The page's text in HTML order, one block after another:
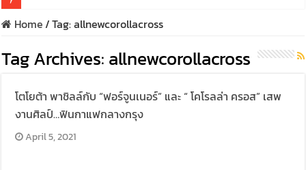
รีวิว Honda e:N1 EV 100% – SUV ไฟฟ้า 204 แรงม้า วิ่งไกล 500
รีวิว ลองขับ All New GWM HAVAL H6 ปรับโฉมหน้าใหม่หล่อ
รีวิว ลองขับรถกระบะรุ่นพิเศษ FORD RANGER MS-RT ครั้งแ
ทริปแอ่วเหนือสุดพีค! เส้นทางเชียงใหม่-เชียงรายกับ MU-X
Home/Tag:allnewcorollacross
Tag Archives: allnewcorollacross
โตโยต้า พาชิลล์กับ “ฟอร์จูนเนอร์” และ “ โคโรลล่า ครอส” เสพ
งานศิลป์…ฟินกาแฟกลางกรุง
April 5, 2021